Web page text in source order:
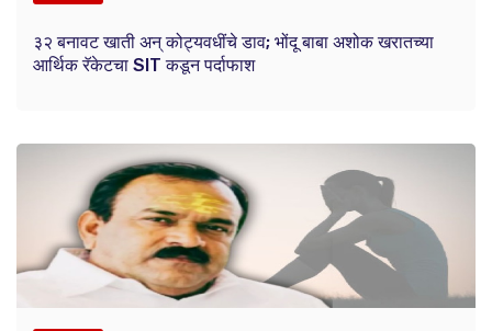
३२ बनावट खाती अन् कोट्यवधींचे डाव; भोंदू बाबा अशोक खरातच्या
आर्थिक रॅकेटचा SIT कडून पर्दाफाश